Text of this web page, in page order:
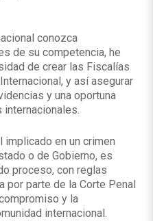
conozca
de su competencia, he
de crear las Fiscalías
y así asegurar
y una oportuna
implicado en un crimen
o de Gobierno, es
proceso, con reglas
por parte de la Corte Penal
y la
internacional.